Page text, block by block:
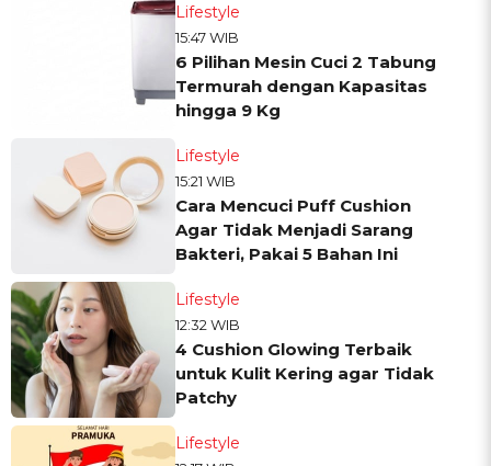
Lifestyle
15:47 WIB
6 Pilihan Mesin Cuci 2 Tabung
Termurah dengan Kapasitas
hingga 9 Kg
Lifestyle
15:21 WIB
Cara Mencuci Puff Cushion
Agar Tidak Menjadi Sarang
Bakteri, Pakai 5 Bahan Ini
Lifestyle
12:32 WIB
4 Cushion Glowing Terbaik
untuk Kulit Kering agar Tidak
Patchy
Lifestyle